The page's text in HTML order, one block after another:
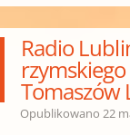
Radio
Tomaszów
Opublikowano 22